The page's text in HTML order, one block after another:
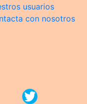
usuarios
con nosotros